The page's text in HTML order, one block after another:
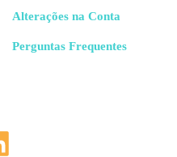
Alterações na Conta
Perguntas Frequentes